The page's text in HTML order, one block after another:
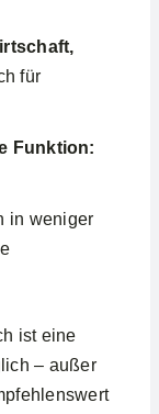
für
Funktion:
in weniger
ist eine
– außer